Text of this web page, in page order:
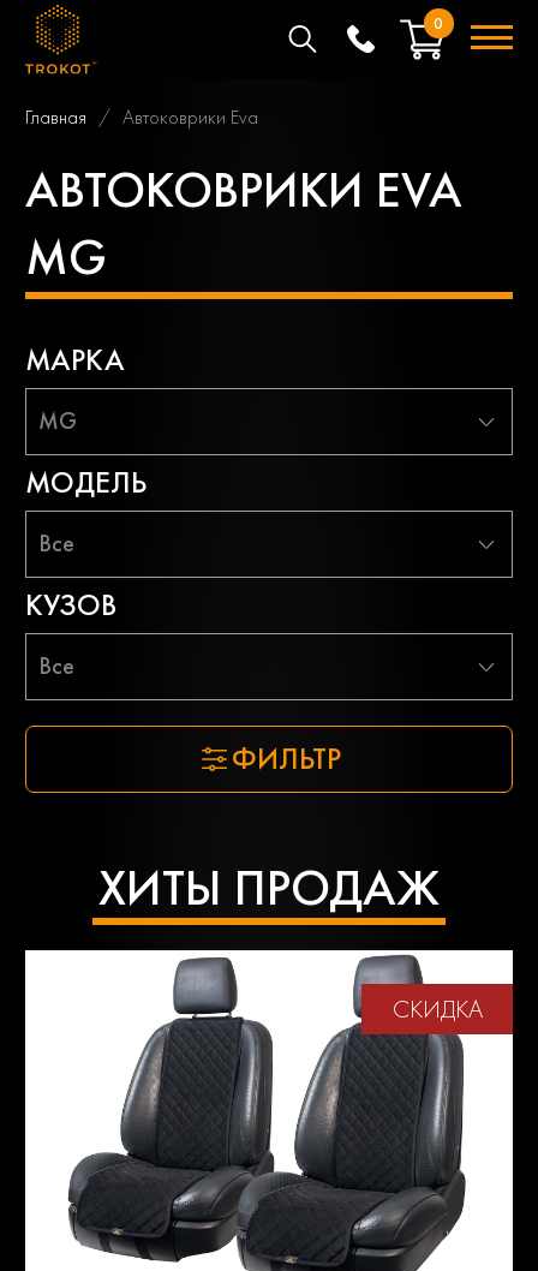
0
Главная Автоковрики Eva
АВТОКОВРИКИ EVA
MG
МАРКА
MG
МОДЕЛЬ
Все
КУЗОВ
Все
ФИЛЬТР
ХИТЫ ПРОДАЖ
СКИДКА